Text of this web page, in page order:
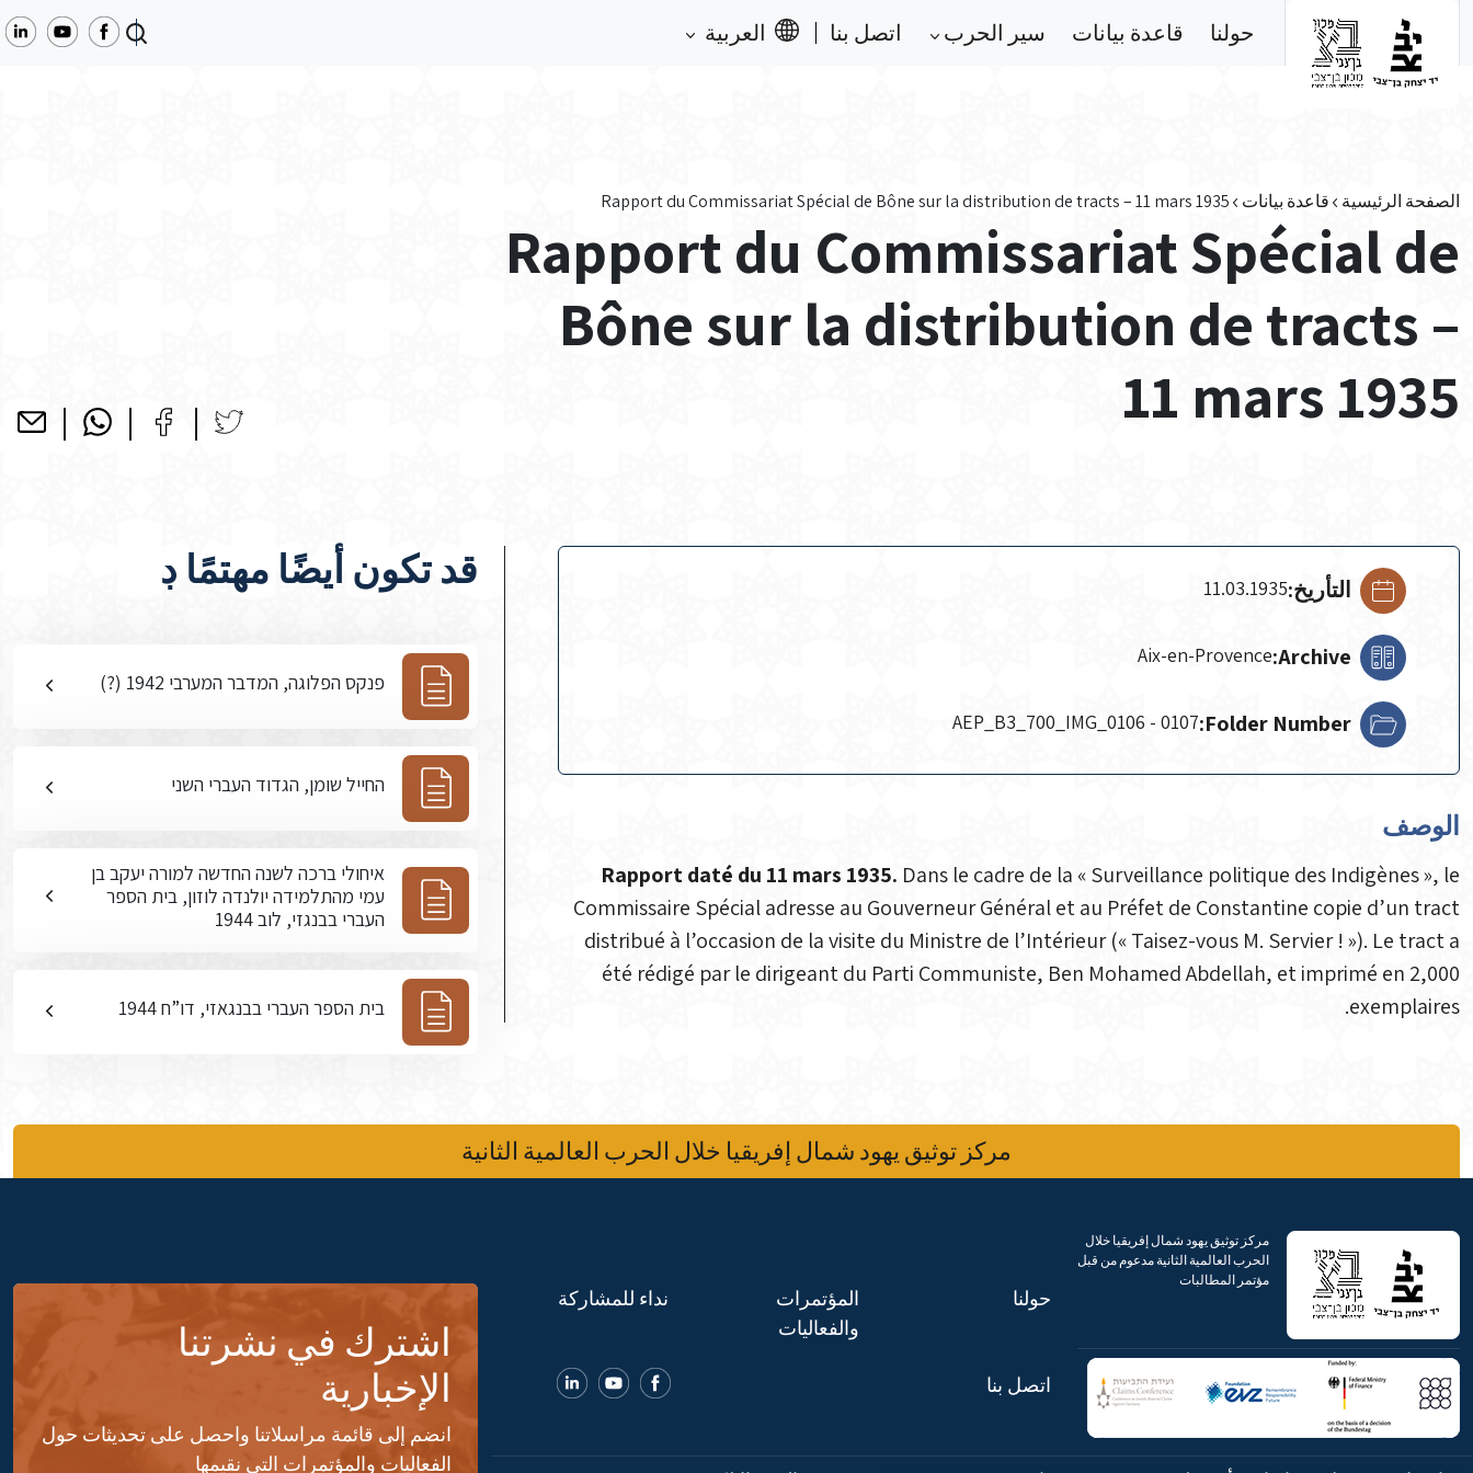
حولنا قاعدة بيانات سير الحرب اتصل بنا العربية
الصفحة الرئيسية قاعدة بيانات Rapport du Commissariat Spécial de Bône sur la distribution de tracts – 11 mars 1935
Rapport du Commissariat Spécial de
Bône sur la distribution de tracts –
11 mars 1935
التأريخ:11.03.1935
Archive:
Aix-en-Provence
Folder Number:
AEP_B3_700_IMG_0106 - 0107
الوصف
Rapport daté du 11 mars 1935. Dans le cadre de la « Surveillance politique des Indigènes », le
Commissaire Spécial adresse au Gouverneur Général et au Préfet de Constantine copie d’un tract
distribué à l’occasion de la visite du Ministre de l’Intérieur (« Taisez-vous M. Servier ! »). Le tract a
été rédigé par le dirigeant du Parti Communiste, Ben Mohamed Abdellah, et imprimé en 2,000
exemplaires.
قد تكون أيضًا مهتمًا ڊ
פנקס הפלוגה, המדבר המערבי 1942 (?)
החייל שומן, הגדוד העברי השני
איחולי ברכה לשנה החדשה למורה יעקב בן
עמי מהתלמידה יולנדה לוזון, בית הספר
העברי בבנגזי, לוב 1944
בית הספר העברי בבנגאזי, דו”ח 1944
مركز توثيق يهود شمال إفريقيا خلال الحرب العالمية الثانية
مركز توثيق يهود شمال إفريقيا خلال
الحرب العالمية الثانية مدعوم من قبل
مؤتمر المطالبات
حولنا
المؤتمرات
والفعاليات
نداء للمشاركة
اتصل بنا
اشترك في نشرتنا
الإخبارية
انضم إلى قائمة مراسلاتنا واحصل على تحديثات حول
الفعاليات والمؤتمرات التي نقيمها